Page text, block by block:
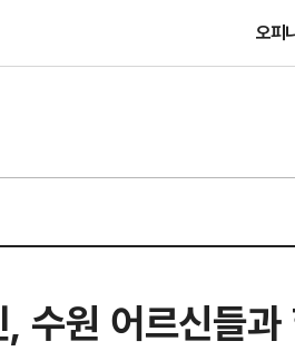
오피
, 수원 어르신들